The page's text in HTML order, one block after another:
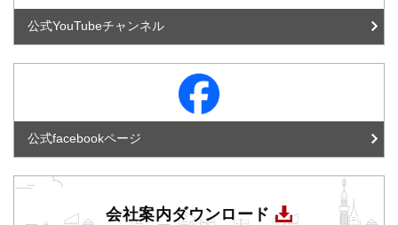
公式YouTubeチャンネル
公式facebookページ
会社案内ダウンロード